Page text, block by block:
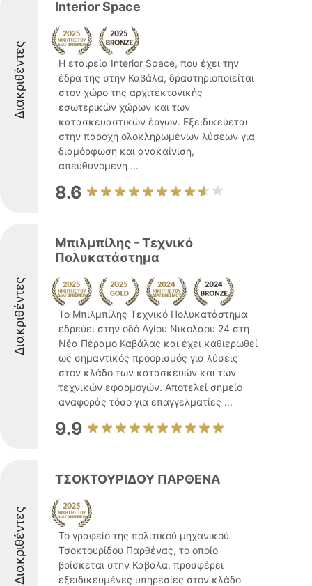
Διακριθέντες
Interior Space
Η εταιρεία Interior Space, που έχει την
έδρα της στην Καβάλα, δραστηριοποιείται
στον χώρο της αρχιτεκτονικής
εσωτερικών χώρων και των
κατασκευαστικών έργων. Εξειδικεύεται
στην παροχή ολοκληρωμένων λύσεων για
διαμόρφωση και ανακαίνιση,
απευθυνόμενη ...
8.6
Διακριθέντες
Μπιλμπίλης - Τεχνικό
Πολυκατάστημα
Το Μπιλμπίλης Τεχνικό Πολυκατάστημα
εδρεύει στην οδό Αγίου Νικολάου 24 στη
Νέα Πέραμο Καβάλας και έχει καθιερωθεί
ως σημαντικός προορισμός για λύσεις
στον κλάδο των κατασκευών και των
τεχνικών εφαρμογών. Αποτελεί σημείο
αναφοράς τόσο για επαγγελματίες ...
9.9
Διακριθέντες
ΤΣΟΚΤΟΥΡΙΔΟΥ ΠΑΡΘΕΝΑ
Το γραφείο της πολιτικού μηχανικού
Τσοκτουρίδου Παρθένας, το οποίο
βρίσκεται στην Καβάλα, προσφέρει
εξειδικευμένες υπηρεσίες στον κλάδο